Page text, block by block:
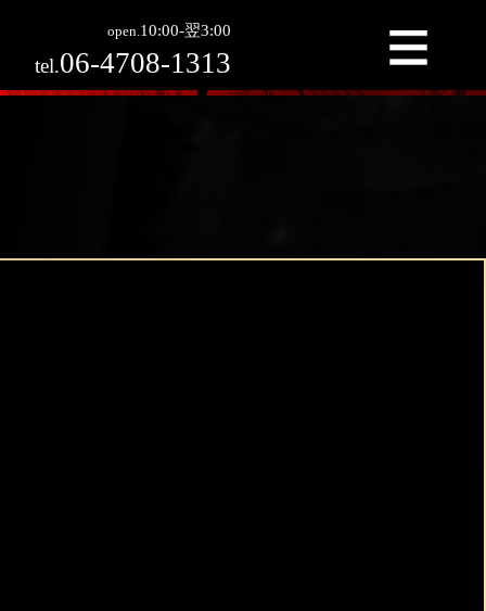
open.10:00-翌3:00
tel.06-4708-1313
用実績ホテル＞ホテルの情報